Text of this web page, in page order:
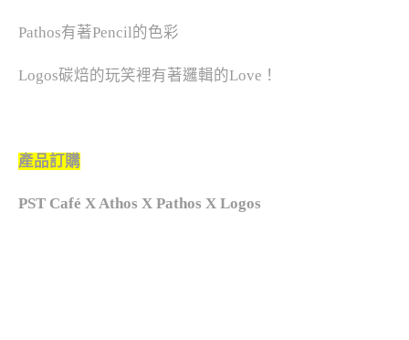
Pathos有著Pencil的色彩
Logos碳焙的玩笑裡有著邏輯的Love！
產品訂購
PST Café X Athos X Pathos X Logos